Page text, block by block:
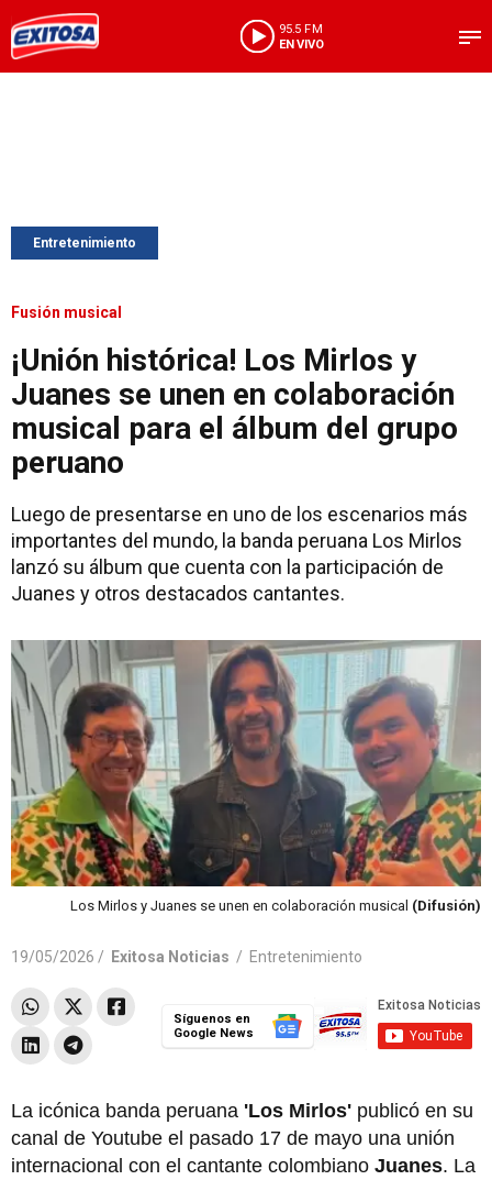
95.5 FM
EN VIVO
Entretenimiento
Fusión musical
¡Unión histórica! Los Mirlos y
Juanes se unen en colaboración
musical para el álbum del grupo
peruano
Luego de presentarse en uno de los escenarios más
importantes del mundo, la banda peruana Los Mirlos
lanzó su álbum que cuenta con la participación de
Juanes y otros destacados cantantes.
Los Mirlos y Juanes se unen en colaboración musical (Difusión)
19/05/2026 / Exitosa Noticias / Entretenimiento
Síguenos en
Google News
La icónica banda peruana 'Los Mirlos' publicó en su
canal de Youtube el pasado 17 de mayo una unión
internacional con el cantante colombiano Juanes. La